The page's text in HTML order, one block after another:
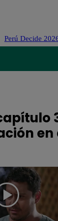
Perú Decide
en